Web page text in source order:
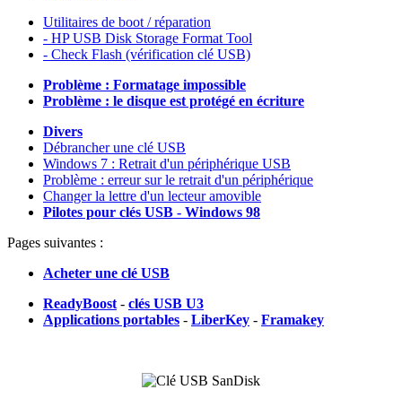
Utilitaires de boot / réparation
- HP USB Disk Storage Format Tool
- Check Flash (vérification clé USB)
Problème : Formatage impossible
Problème : le disque est protégé en écriture
Divers
Débrancher une clé USB
Windows 7 : Retrait d'un périphérique USB
Problème : erreur sur le retrait d'un périphérique
Changer la lettre d'un lecteur amovible
Pilotes pour clés USB - Windows 98
Pages suivantes :
Acheter une clé USB
ReadyBoost - clés USB U3
Applications portables - LiberKey - Framakey